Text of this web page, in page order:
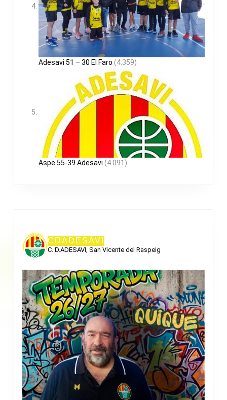
Adesavi 51 – 30 El Faro (4.359)
Aspe 55-39 Adesavi (4.091)
CDADESAVI
C. D.ADESAVI, San Vicente del Raspeig